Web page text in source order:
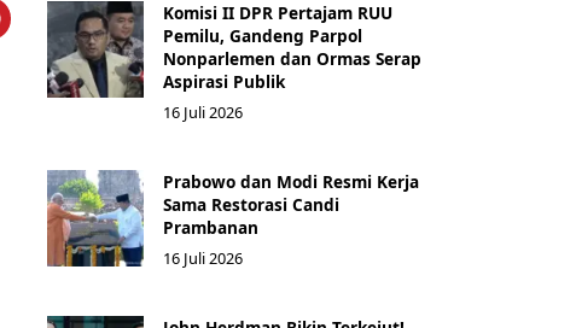
Komisi II DPR Pertajam RUU
Pemilu, Gandeng Parpol
Nonparlemen dan Ormas Serap
Aspirasi Publik
16 Juli 2026
Prabowo dan Modi Resmi Kerja
Sama Restorasi Candi
Prambanan
16 Juli 2026